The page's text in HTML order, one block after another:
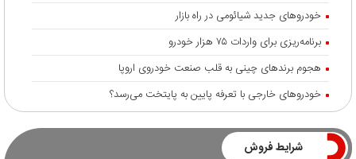
خودروهای جدید شیائومی در راه بازار
برنامه‌ریزی برای واردات ۷۵ هزار خودرو
هجوم برندهای چینی به قلب صنعت خودروی اروپا
خودروهای خارجی با تعرفه پایین به پایتخت می‌رسد؟
شرایط فروش